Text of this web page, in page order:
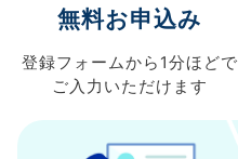
無料お申込み
登録フォームから 1分ほどで
ご入力 いただけます